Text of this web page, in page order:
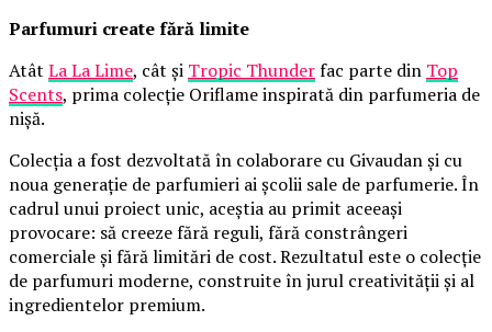
Parfumuri create fără limite
Atât La La Lime, cât și Tropic Thunderfac parte din Top
Scents, prima colecție Oriflame inspirată din parfumeria de
nișă.
Colecția a fost dezvoltată în colaborare cu Givaudan și cu
noua generație de parfumieri ai școlii sale de parfumerie. În
cadrul unui proiect unic, aceștia au primit aceeași
provocare: să creeze fără reguli, fără constrângeri
comerciale și fără limitări de cost. Rezultatul este o colecție
de parfumuri moderne, construite în jurul creativității și al
ingredientelor premium.